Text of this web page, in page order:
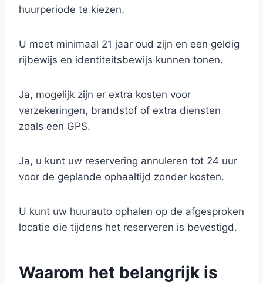
huurperiode te kiezen.
U moet minimaal 21 jaar oud zijn en een geldig
rijbewijs en identiteitsbewijs kunnen tonen.
Ja, mogelijk zijn er extra kosten voor
verzekeringen, brandstof of extra diensten
zoals een GPS.
Ja, u kunt uw reservering annuleren tot 24 uur
voor de geplande ophaaltijd zonder kosten.
U kunt uw huurauto ophalen op de afgesproken
locatie die tijdens het reserveren is bevestigd.
Waarom het belangrijk is